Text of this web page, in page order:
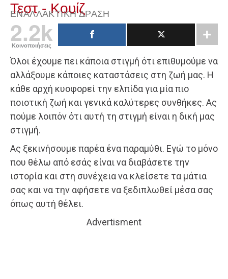
Τεστ - Κουίζ
ΕΝΑΛΛΑΚΤΙΚΉ ΔΡΆΣΗ
2.2k
Κοινοποιήσεις
Όλοι έχουμε πει κάποια στιγμή ότι επιθυμούμε να
αλλάξουμε κάποιες καταστάσεις στη ζωή μας. Η
κάθε αρχή κυοφορεί την ελπίδα για μία πιο
ποιοτική ζωή και γενικά καλύτερες συνθήκες. Ας
πούμε λοιπόν ότι αυτή τη στιγμή είναι η δική μας
στιγμή.
Ας ξεκινήσουμε παρέα ένα παραμύθι. Εγώ το μόνο
που θέλω από εσάς είναι να διαβάσετε την
ιστορία και στη συνέχεια να κλείσετε τα μάτια
σας και να την αφήσετε να ξεδιπλωθεί μέσα σας
όπως αυτή θέλει.
Advertisment